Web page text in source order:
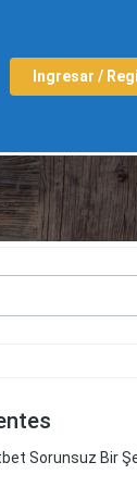
Ingresar /
Sorunsuz Bir